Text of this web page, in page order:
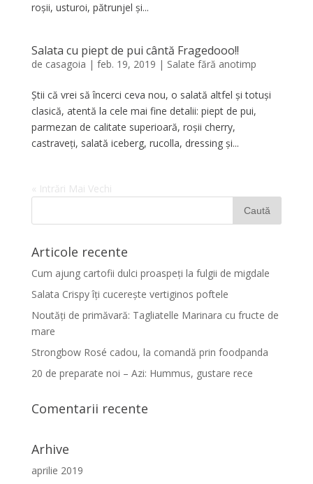
roșii, usturoi, pătrunjel și...
Salata cu piept de pui cântă Fragedooo!!
de casagoia | feb. 19, 2019 | Salate fără anotimp
Știi că vrei să încerci ceva nou, o salată altfel și totuși
clasică, atentă la cele mai fine detalii: piept de pui,
parmezan de calitate superioară, roșii cherry,
castraveți, salată iceberg, rucolla, dressing și...
« Intrări Mai Vechi
Articole recente
Cum ajung cartofii dulci proaspeți la fulgii de migdale
Salata Crispy îți cucerește vertiginos poftele
Noutăți de primăvară: Tagliatelle Marinara cu fructe de
mare
Strongbow Rosé cadou, la comandă prin foodpanda
20 de preparate noi – Azi: Hummus, gustare rece
Comentarii recente
Arhive
aprilie 2019